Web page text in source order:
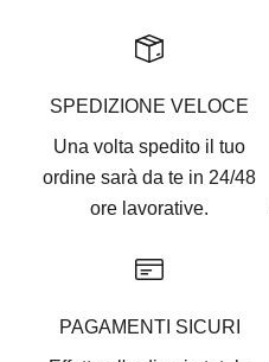
SPEDIZIONE VELOCE
Una volta spedito il tuo
ordine sarà da te in 24/48
ore lavorative.
PAGAMENTI SICURI